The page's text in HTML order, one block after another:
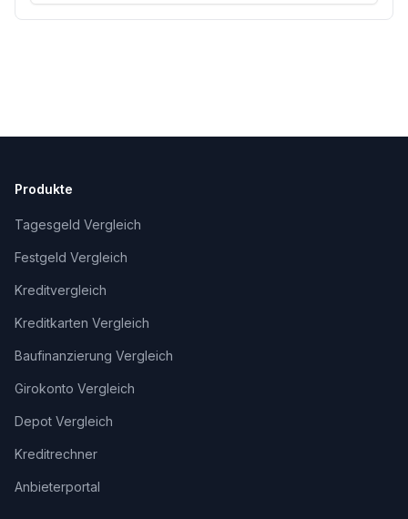
Produkte
Tagesgeld Vergleich
Festgeld Vergleich
Kreditvergleich
Kreditkarten Vergleich
Baufinanzierung Vergleich
Girokonto Vergleich
Depot Vergleich
Kreditrechner
Anbieterportal